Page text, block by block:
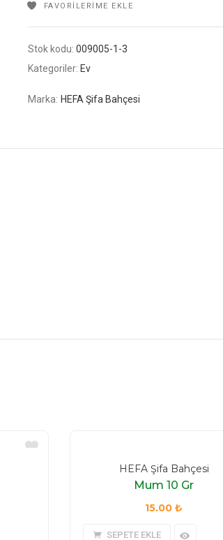
FAVORILERIME EKLE
Stok kodu: 009005-1-3
Kategoriler: Ev
Marka: HEFA Şifa Bahçesi
Mum 10 Gr
HEFA Şifa Bahçesi
15.00 ₺
SEPETE EKLE